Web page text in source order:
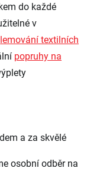
do každé
v
lemování textilních
popruhy na
a za skvělé
osobní odběr na